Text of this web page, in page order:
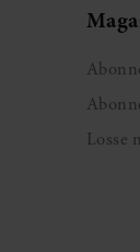
Losse